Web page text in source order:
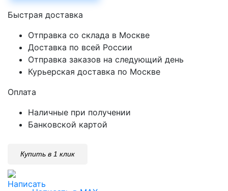
Быстрая доставка
Отправка со склада в Москве
Доставка по всей России
Отправка заказов на следующий день
Курьерская доставка по Москве
Оплата
Наличные при получении
Банковской картой
Купить в 1 клик